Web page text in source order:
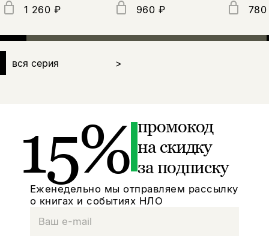
1 260 ₽ 960 ₽
вся серия >
15% промокод
на скидку
за подписку
Еженедельно мы отправляем рассылку
о книгах и событиях НЛО